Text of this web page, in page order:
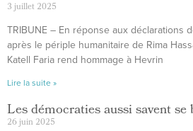
3 juillet 2025
TRIBUNE – En réponse aux déclarations
après le périple humanitaire de Rima
Katell Faria rend hommage à Hevrin
Lire la suite »
Les démocraties aussi savent se
26 juin 2025